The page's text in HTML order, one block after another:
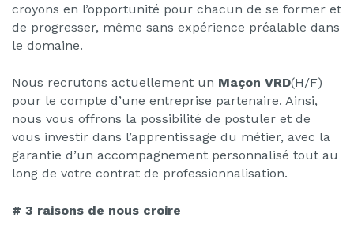
croyons en l’opportunité pour chacun de se former et
de progresser, même sans expérience préalable dans
le domaine.
Nous recrutons actuellement un Maçon VRD(H/F)
pour le compte d’une entreprise partenaire. Ainsi,
nous vous offrons la possibilité de postuler et de
vous investir dans l’apprentissage du métier, avec la
garantie d’un accompagnement personnalisé tout au
long de votre contrat de professionnalisation.
# 3 raisons de nous croire